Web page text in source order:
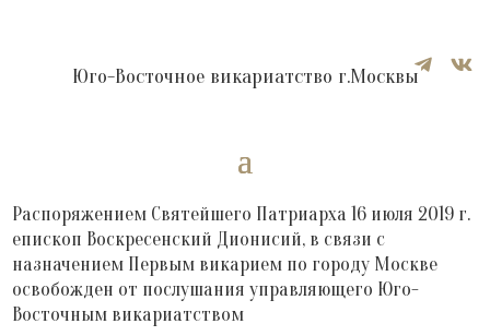
 
Юго-Восточное викариатство г.Москвы
Распоряжением Святейшего Патриарха 16 июля 2019 г.
епископ Воскресенский Дионисий, в связи с
назначением Первым викарием по городу Москве
освобожден от послушания управляющего Юго-
Восточным викариатством